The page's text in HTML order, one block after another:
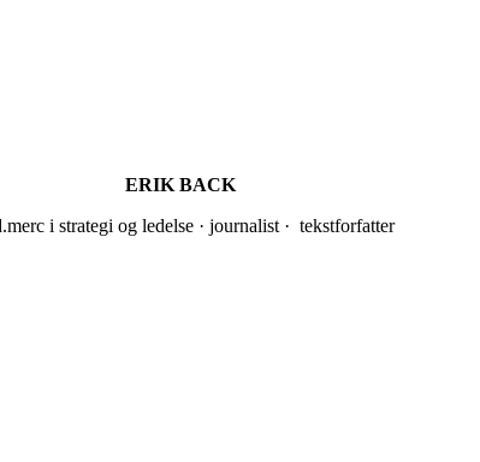
ERIK BACK
i strategi og ledelse · journalist · tekstforfatter